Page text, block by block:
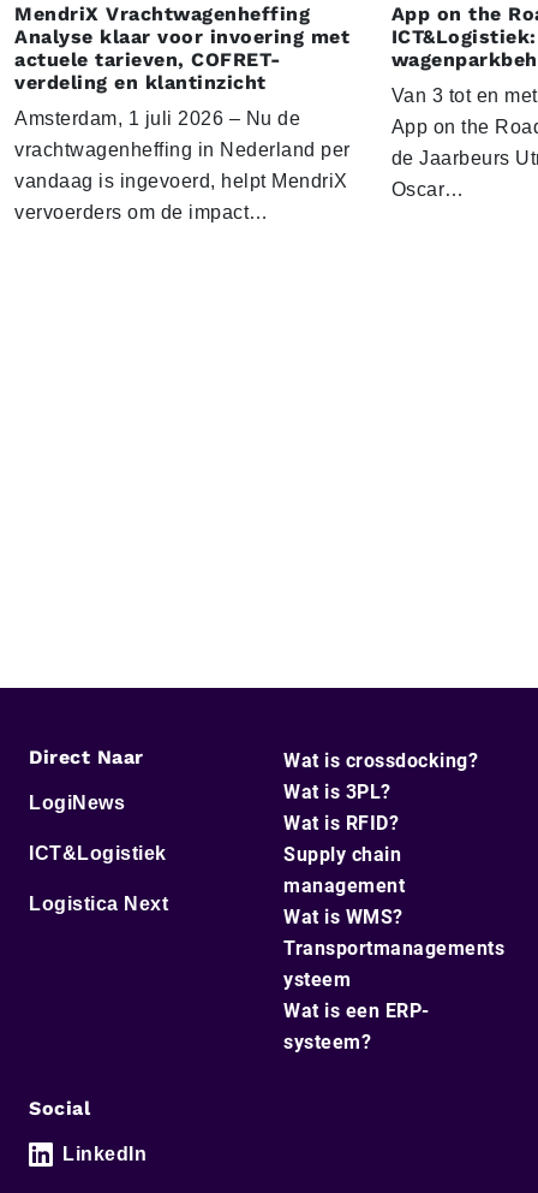
MendriX Vrachtwagenheffing
Analyse klaar voor invoering met
actuele tarieven, COFRET-
verdeling en klantinzicht
Amsterdam, 1 juli 2026 – Nu de
vrachtwagenheffing in Nederland per
vandaag is ingevoerd, helpt MendriX
vervoerders om de impact…
App on the
Van 3 tot en
App on the
de Jaarbeurs
Oscar…
Direct Naar
LogiNews
ICT&Logistiek
Logistica Next
Wat is crossdocking?
Wat is 3PL?
Wat is RFID?
Supply chain
management
Wat is WMS?
Transportmanagements
ysteem
Wat is een ERP-
systeem?
Social
LinkedIn